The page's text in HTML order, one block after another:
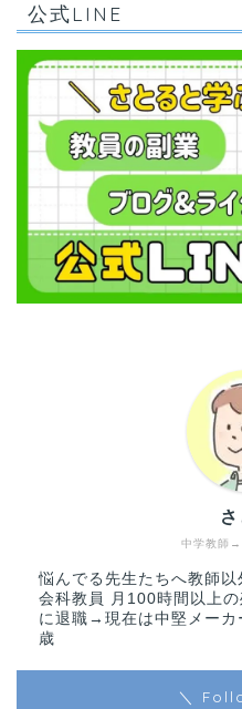
公式LINE
中学教師→
悩んでる先生たちへ教師
会科教員 月100時間以上
に退職→現在は中堅メー
歳
＼